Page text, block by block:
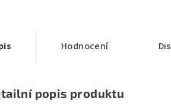
Hodnocení
popis produktu